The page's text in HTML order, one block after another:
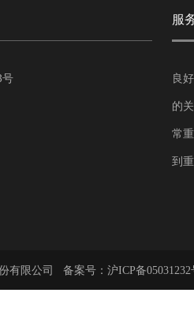
号
服
良
的
常
到
有限公司 备案号： 沪ICP备05031232